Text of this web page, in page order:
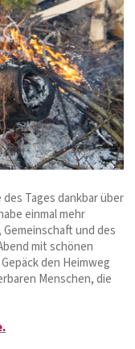
Tages dankbar über
einmal mehr
und des
mit schönen
den Heimweg
Menschen, die